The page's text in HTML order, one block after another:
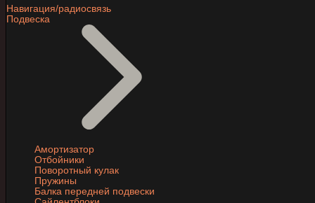
Навигация/радиосвязь
Подвеска
Амортизатор
Отбойники
Поворотный кулак
Пружины
Балка передней подвески